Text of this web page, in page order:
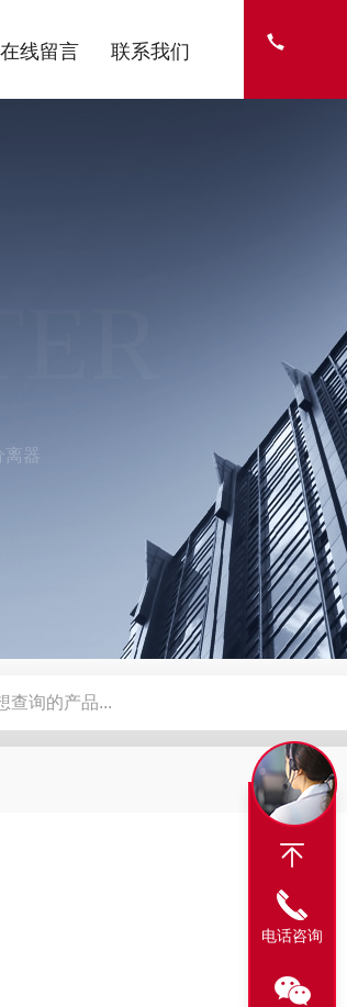
在线留言 联系我们
离器
滤机 TH磨床切削液铁屑分离磁性分离器
电话咨询